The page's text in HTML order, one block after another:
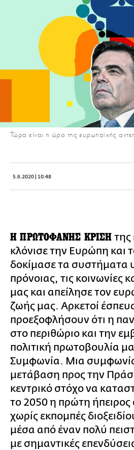
Τώρα είναι η ώρα της ευρωπαϊκής
5.6.2020 | 10:48
Η ΠΡΩΤΟΦΑΝΗΣ ΚΡΙΣΗ της
κλόνισε την Ευρώπη και
δοκίμασε τα συστήματα
πρόνοιας, τις κοινωνίες
μας και απείλησε τον
ζωής μας. Αρκετοί
προεξοφλήσουν ότι η
στο περιθώριο και την
πολιτική πρωτοβουλία
Συμφωνία. Μια
μετάβαση προς την
κεντρικό στόχο να
το 2050 η πρώτη
χωρίς εκπομπές
μέσα από έναν πολύ
με σημαντικές